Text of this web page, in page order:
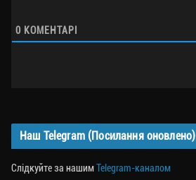
0 КОМЕНТАРІ
Наш Telegram (Посилання оновлено)
Слідкуйте за нашимTelegram-каналом